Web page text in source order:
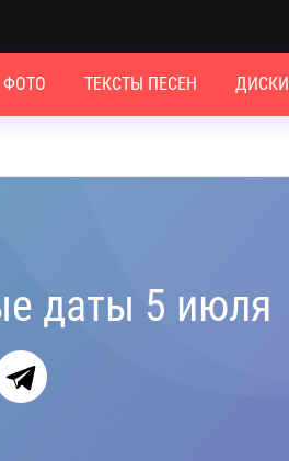
ФОТО ТЕКСТЫ ПЕСЕН ДИСКИ
даты 5 июля